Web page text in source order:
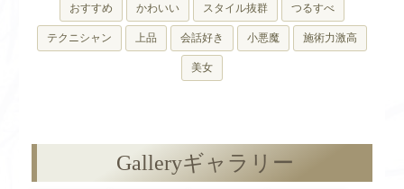
おすすめ かわいい スタイル抜群 つるすべ
テクニシャン 上品 会話好き 小悪魔 施術力激高
美女
Galleryギャラリー